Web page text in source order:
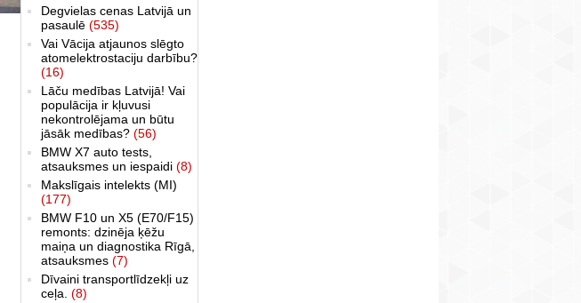
Degvielas cenas Latvijā un
pasaulē (535)
Vai Vācija atjaunos slēgto
atomelektrostaciju darbību?
(16)
Lāču medības Latvijā! Vai
populācija ir kļuvusi
nekontrolējama un būtu
jāsāk medības? (56)
BMW X7 auto tests,
atsauksmes un iespaidi (8)
Makslīgais intelekts (MI)
(177)
BMW F10 un X5 (E70/F15)
remonts: dzinēja ķēžu
maiņa un diagnostika Rīgā,
atsauksmes (7)
Dīvaini transportlīdzekļi uz
ceļa. (8)